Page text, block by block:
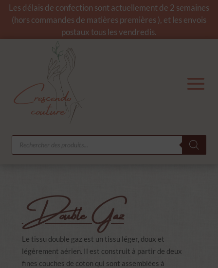
Les délais de confection sont actuellement de 2 semaines
(hors commandes de matières premières ), et les envois
postaux tous les vendredis.
Recherche
produits
Double Gaz
Le tissu double gaz est un tissu léger, doux et
légèrement aérien. Il est construit à partir de deux
fines couches de coton qui sont assemblées à